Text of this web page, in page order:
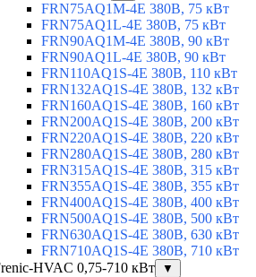
FRN75AQ1M-4E 380В, 75 кВт
FRN75AQ1L-4E 380В, 75 кВт
FRN90AQ1M-4E 380В, 90 кВт
FRN90AQ1L-4E 380В, 90 кВт
FRN110AQ1S-4E 380В, 110 кВт
FRN132AQ1S-4E 380В, 132 кВт
FRN160AQ1S-4E 380В, 160 кВт
FRN200AQ1S-4E 380В, 200 кВт
FRN220AQ1S-4E 380В, 220 кВт
FRN280AQ1S-4E 380В, 280 кВт
FRN315AQ1S-4E 380В, 315 кВт
FRN355AQ1S-4E 380В, 355 кВт
FRN400AQ1S-4E 380В, 400 кВт
FRN500AQ1S-4E 380В, 500 кВт
FRN630AQ1S-4E 380В, 630 кВт
FRN710AQ1S-4E 380В, 710 кВт
HVAC 0,75-710 кВт
▼